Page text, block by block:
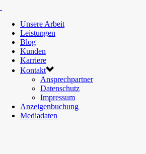
Unsere Arbeit
Leistungen
Blog
Kunden
Karriere
Kontakt
Ansprechpartner
Datenschutz
Impressum
Anzeigenbuchung
Mediadaten